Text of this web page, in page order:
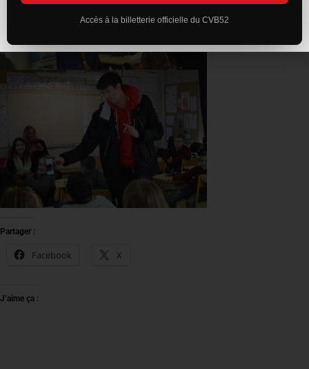
Partager :
Facebook X
J’aime ça :
Accès à la billetterie officielle du CVB52